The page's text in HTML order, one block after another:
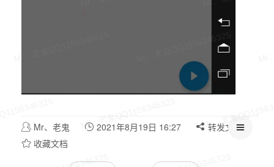
Mr、老鬼 2021年8月19日 16:27
转发文档
收藏文档